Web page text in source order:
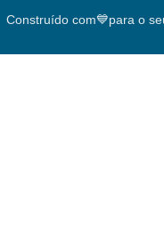
Construído com💙para o